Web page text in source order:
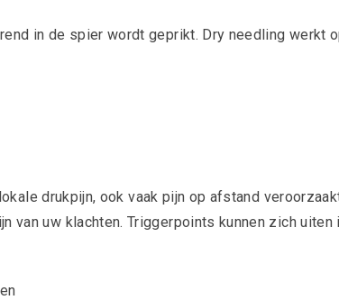
in de spier wordt geprikt. Dry needling werkt
drukpijn, ook vaak pijn op afstand
van uw klachten.Triggerpoints kunnen zich uiten